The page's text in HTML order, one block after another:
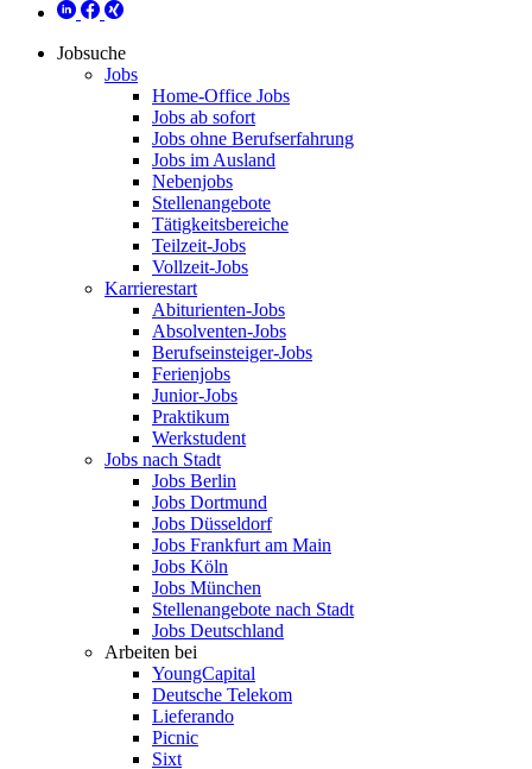
Jobsuche
Jobs
Home-Office Jobs
Jobs ab sofort
Jobs ohne Berufserfahrung
Jobs im Ausland
Nebenjobs
Stellenangebote
Tätigkeitsbereiche
Teilzeit-Jobs
Vollzeit-Jobs
Karrierestart
Abiturienten-Jobs
Absolventen-Jobs
Berufseinsteiger-Jobs
Ferienjobs
Junior-Jobs
Praktikum
Werkstudent
Jobs nach Stadt
Jobs Berlin
Jobs Dortmund
Jobs Düsseldorf
Jobs Frankfurt am Main
Jobs Köln
Jobs München
Stellenangebote nach Stadt
Jobs Deutschland
Arbeiten bei
YoungCapital
Deutsche Telekom
Lieferando
Picnic
Sixt